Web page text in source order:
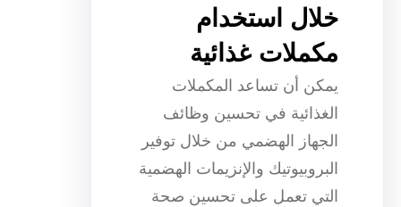
خلال استخدام
مكملات غذائية
يمكن أن تساعد المكملات
الغذائية في تحسين وظائف
الجهاز الهضمي من خلال توفير
البروبيوتيك والإنزيمات الهضمية
التي تعمل على تحسين صحة